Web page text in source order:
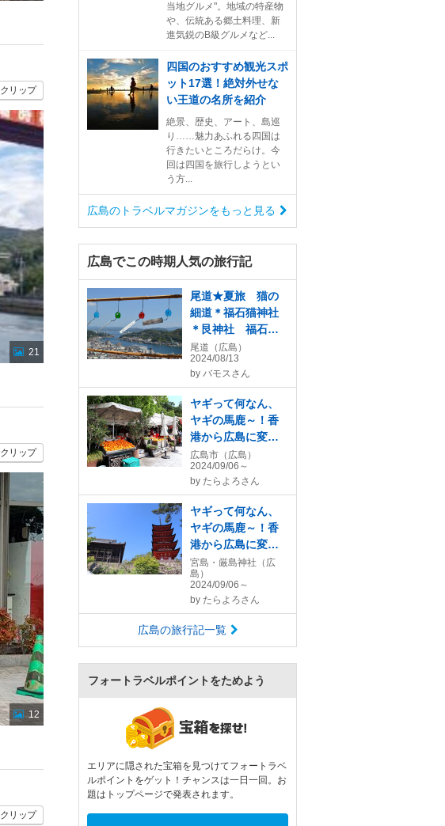
クリップ
21
クリップ
12
クリップ
当地グルメ"。地域の特産物
や、伝統ある郷土料理、新
進気鋭のB級グルメなど...
四国のおすすめ観光スポ
ット17選！絶対外せな
い王道の名所を紹介
絶景、歴史、アート、島巡
り……魅力あふれる四国は
行きたいところだらけ。今
回は四国を旅行しようとい
う方...
広島のトラベルマガジンをもっと見る
広島でこの時期人気の旅行記
尾道★夏旅 猫の
細道＊福石猫神社
＊艮神社 福石猫
がいっぱい(=^・
^=)
尾道（広島）
2024/08/13
by バモスさん
ヤギって何なん、
ヤギの馬鹿～！香
港から広島に変わ
ったけれど、お好
み焼で始まりお好
み焼で終わる王道
広島旅(前編)原爆ド
ームと八昌♪
広島市（広島）
2024/09/06～
by たらよろさん
ヤギって何なん、
ヤギの馬鹿～！香
港から広島に変わ
ったけれど、宮島
ロープウェイで弥
山に上がる王道広
島旅(中編)♪宮島～
魚魚一ディナー
宮島・厳島神社（広
島）
2024/09/06～
by たらよろさん
広島の旅行記一覧
フォートラベルポイントをためよう
エリアに隠された宝箱を見つけてフォートラベ
ルポイントをゲット！チャンスは一日一回。お
題はトップページで発表されます。